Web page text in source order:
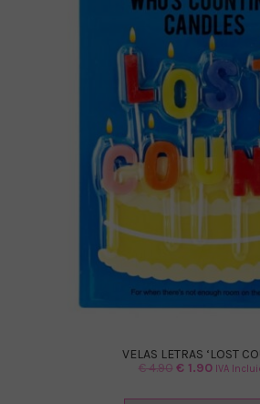
VELAS LETRAS ‘LOST
€4.90 El
€1.90ElIVA